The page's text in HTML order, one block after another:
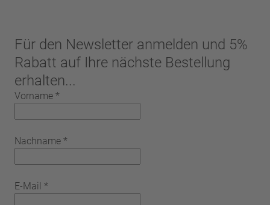
Für den Newsletter anmelden und 5%
Rabatt auf Ihre nächste Bestellung
erhalten...
Vorname *
Nachname *
E-Mail *